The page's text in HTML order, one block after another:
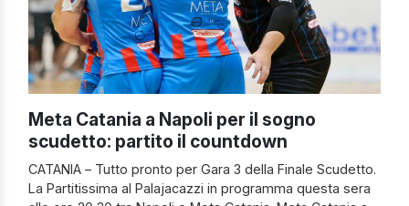
Meta Catania a Napoli per il sogno
scudetto: partito il countdown
CATANIA – Tutto pronto per Gara 3 della Finale Scudetto.
La Partitissima al Palajacazzi in programma questa sera